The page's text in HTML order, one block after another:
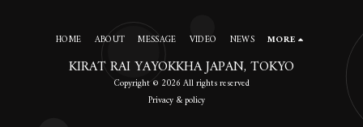
KIRAT RAI YAYOKKHA JAPAN, TOKYO
Copyright © 2026 All rights reserved
Privacy & policy
HOME ABOUT MESSAGE VIDEO NEWS MORE